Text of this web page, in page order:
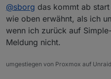
@sborg das kommt ab
wie oben erwähnt, als ich
wenn ich zurück auf
Meldung nicht.
umgestiegen von Proxmox auf Unraid